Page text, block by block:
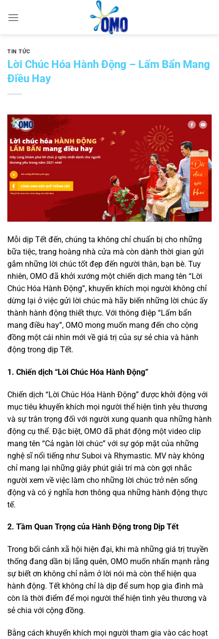
TIN TỨC
Lời Chúc Hóa Hành Động – Lấm Bẩn Mang
Điều Hay
Mỗi dịp Tết đến, chúng ta không chỉ chuẩn bị cho những
bữa tiệc, trang hoàng nhà cửa mà còn dành thời gian gửi
gắm những lời chúc tốt đẹp đến người thân, bạn bè. Tuy
nhiên, OMO đã khởi xướng một chiến dịch mang tên “Lời
Chúc Hóa Hành Động”, khuyến khích mọi người không chỉ
dừng lại ở việc gửi lời chúc mà hãy biến những lời chúc ấy
thành hành động thiết thực. Với thông điệp “Lấm bẩn
mang điều hay”, OMO mong muốn mang đến cho cộng
đồng một cái nhìn mới về giá trị của sự sẻ chia và hành
động trong dịp Tết.
1. Chiến dịch “Lời Chúc Hóa Hành Động”
Chiến dịch “Lời Chúc Hóa Hành Động” được khởi động với
mục tiêu khuyến khích mọi người thể hiện tình yêu thương
và sự trân trọng đối với người xung quanh qua những hành
động cụ thể. Đặc biệt, OMO đã phát động một video clip
mang tên “Cả ngàn lời chúc” với sự góp mặt của những
nghệ sĩ nổi tiếng như Suboi và Rhymastic. MV này không
chỉ mang lại những giây phút giải trí mà còn gợi nhắc
người xem về việc làm cho những lời chúc trở nên sống
động và có ý nghĩa hơn thông qua những hành động thực
tế.
2. Tầm Quan Trọng của Hành Động trong Dịp Tết
Trong bối cảnh xã hội hiện đại, khi mà những giá trị truyền
thống đang dần bị lãng quên, OMO muốn nhấn mạnh rằng
sự biết ơn không chỉ nằm ở lời nói mà còn thể hiện qua
hành động. Tết không chỉ là dịp để sum họp gia đình mà
còn là thời điểm để mọi người thể hiện tình yêu thương và
sẻ chia với cộng đồng.
Bằng cách khuyến khích mọi người tham gia vào các hoạt